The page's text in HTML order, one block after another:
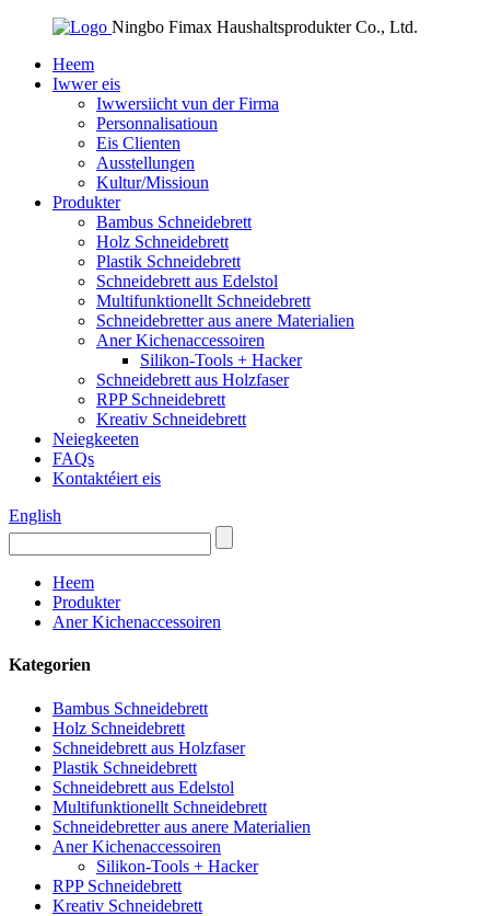
Ningbo Fimax Haushaltsprodukter Co., Ltd.
Heem
Iwwer eis
Iwwersiicht vun der Firma
Personnalisatioun
Eis Clienten
Ausstellungen
Kultur/Missioun
Produkter
Bambus Schneidebrett
Holz Schneidebrett
Plastik Schneidebrett
Schneidebrett aus Edelstol
Multifunktionellt Schneidebrett
Schneidebretter aus anere Materialien
Aner Kichenaccessoiren
Silikon-Tools + Hacker
Schneidebrett aus Holzfaser
RPP Schneidebrett
Kreativ Schneidebrett
Neiegkeeten
FAQs
Kontaktéiert eis
English
Heem
Produkter
Aner Kichenaccessoiren
Kategorien
Bambus Schneidebrett
Holz Schneidebrett
Schneidebrett aus Holzfaser
Plastik Schneidebrett
Schneidebrett aus Edelstol
Multifunktionellt Schneidebrett
Schneidebretter aus anere Materialien
Aner Kichenaccessoiren
Silikon-Tools + Hacker
RPP Schneidebrett
Kreativ Schneidebrett